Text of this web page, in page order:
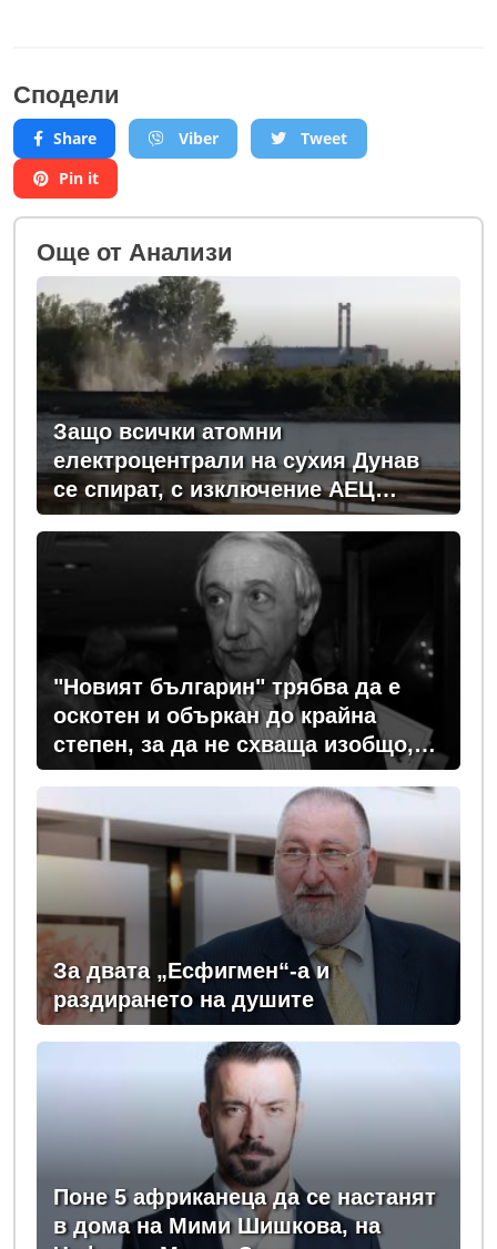
Сподели
Share Viber
Tweet
Pin it
Oще от Анализи
Защо всички атомни
електроцентрали на сухия Дунав
се спират, с изключение АЕЦ
"Козлодуй"?
"Новият българин" трябва да е
оскотен и объркан до крайна
степен, за да не схваща изобщо,
какви хора се упражняват с него
За двата „Есфигмен“-а и
раздирането на душите
Поне 5 африканеца да се настанят
в дома на Мими Шишкова, на